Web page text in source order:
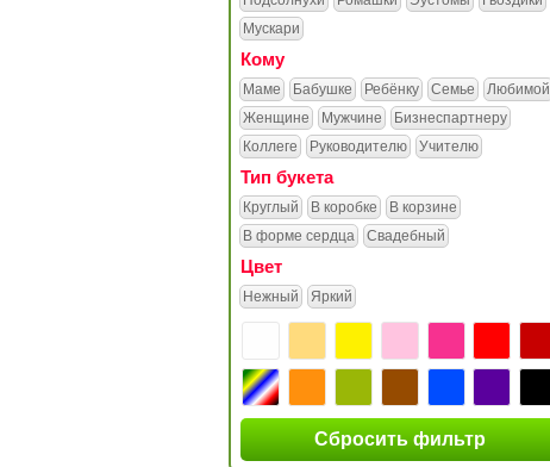
Мускари
Кому
Маме Бабушке Ребёнку Семье
Любимой
Женщине
Мужчине
Бизнеспартнеру
Коллеге
Руководителю Учителю
Тип букета
Круглый В коробке
В корзине
В форме сердца
Свадебный
Цвет
Нежный Яркий
Сбросить фильтр